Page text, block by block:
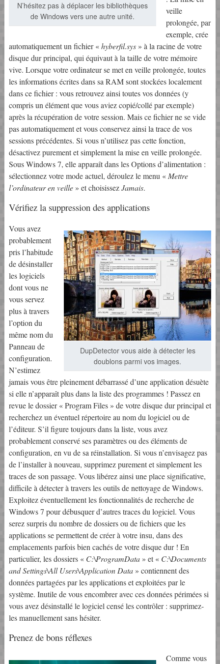
N’hésitez pas à déplacer les bibliothèques
de Windows vers une autre unité.
veille
prolongée, par
exemple, crée
automatiquement un fichier «hyberfil.sys» à la racine de votre
disque dur principal, qui équivaut à la taille de votre mémoire
vive. Lorsque votre ordinateur se met en veille prolongée, toutes
les informations écrites dans sa RAM sont stockées localement
dans ce fichier : vous retrouvez ainsi toutes vos données (y
compris un élément que vous aviez copié/collé par exemple)
après la récupération de votre session. Mais ce fichier ne se vide
pas automatiquement et vous conservez ainsi la trace de vos
sessions précédentes. Si vous n’utilisez pas cette fonction,
désactivez purement et simplement la mise en veille prolongée.
Sous Windows 7, elle apparaît dans les Options d’alimentation :
sélectionnez votre mode actuel, déroulez le menu « Mettre
l’ordinateur en veille» et choisissezJamais.
Vérifiez la suppression des applications
DupDetector vous aide à détecter les
doublons parmi vos images.
Vous avez
probablement
pris l’habitude
de désinstaller
les logiciels
dont vous ne
vous servez
plus à travers
l’option du
même nom du
Panneau de
configuration.
N’estimez
jamais vous être pleinement débarrassé d’une application désuète
si elle n’apparaît plus dans la liste des programmes ! Passez en
revue le dossier « Program Files » de votre disque dur principal et
recherchez un éventuel répertoire au nom du logiciel ou de
l’éditeur. S’il figure toujours dans la liste, vous avez
probablement conservé ses paramètres ou des éléments de
configuration, en vu de sa réinstallation. Si vous n’envisagez pas
de l’installer à nouveau, supprimez purement et simplement les
traces de son passage. Vous libérez ainsi une place significative,
difficile à détecter à travers les outils de nettoyage de Windows.
Exploitez éventuellement les fonctionnalités de recherche de
Windows 7 pour débusquer d’autres traces du logiciel. Vous
serez surpris du nombre de dossiers ou de fichiers que les
applications se permettent de créer à votre insu, dans des
emplacements parfois bien cachés de votre disque dur ! En
particulier, les dossiers « C:\ProgramData» et « C:\Documents
and Settings\All Users\Application Data» contiennent des
données partagées par les applications et exploitées par le
système. Inutile de vous encombrer avec ces données périmées si
vous avez désinstallé le logiciel censé les contrôler : supprimez-
les manuellement sans hésiter.
Prenez de bons réflexes
Comme vous